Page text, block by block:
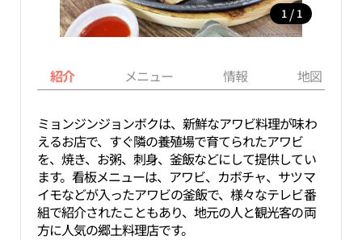
1 / 1
紹介 メニュー 情報 地図
ミョンジンジョンボクは、新鮮なアワビ料理が味わ
えるお店で、すぐ隣の養殖場で育てられたアワビ
を、焼き、お粥、刺身、釜飯などにして提供してい
ます。看板メニューは、アワビ、カボチャ、サツマ
イモなどが入ったアワビの釜飯で、様々なテレビ番
組で紹介されたこともあり、地元の人と観光客の両
方に人気の郷土料理店です。